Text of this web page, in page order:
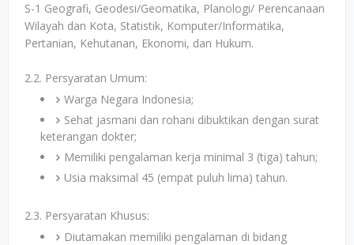
S-1 Geografi, Geodesi/Geomatika, Planologi/ Perencanaan
Wilayah dan Kota, Statistik, Komputer/Informatika,
Pertanian, Kehutanan, Ekonomi, dan Hukum.
2.2. Persyaratan Umum:
Warga Negara Indonesia;
Sehat jasmani dan rohani dibuktikan dengan surat
keterangan dokter;
Memiliki pengalaman kerja minimal 3 (tiga) tahun;
Usia maksimal 45 (empat puluh lima) tahun.
2.3. Persyaratan Khusus:
Diutamakan memiliki pengalaman di bidang